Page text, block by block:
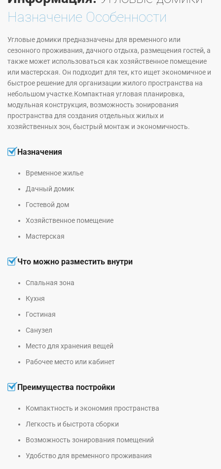
Назначение Особенности
Угловые домики предназначены для временного или
сезонного проживания, дачного отдыха, размещения гостей, а
также может использоваться как хозяйственное помещение
или мастерская. Он подходит для тех, кто ищет экономичное и
быстрое решение для организации жилого пространства на
небольшом участке.Компактная угловая планировка,
модульная конструкция, возможность зонирования
пространства для создания отдельных жилых и
хозяйственных зон, быстрый монтаж и экономичность.
Назначения
Временное жилье
Дачный домик
Гостевой дом
Хозяйственное помещение
Мастерская
Что можно разместить внутри
Спальная зона
Кухня
Гостиная
Санузел
Место для хранения вещей
Рабочее место или кабинет
Преимущества постройки
Компактность и экономия пространства
Легкость и быстрота сборки
Возможность зонирования помещений
Удобство для временного проживания